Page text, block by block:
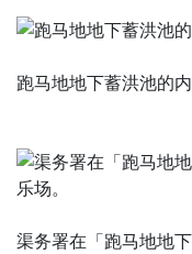
跑马地地下蓄洪池的内
渠务署在「跑马地地